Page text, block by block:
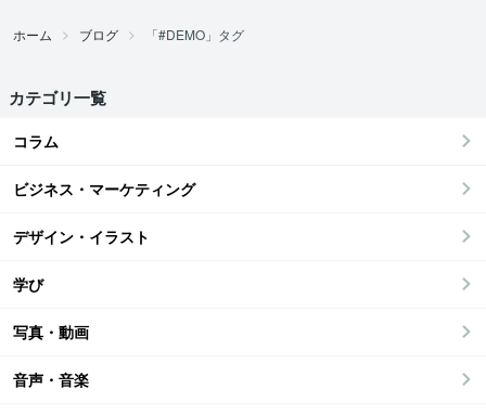
ホーム ブログ 「#DEMO」タグ
カテゴリ一覧
コラム
ビジネス・マーケティング
デザイン・イラスト
学び
写真・動画
音声・音楽